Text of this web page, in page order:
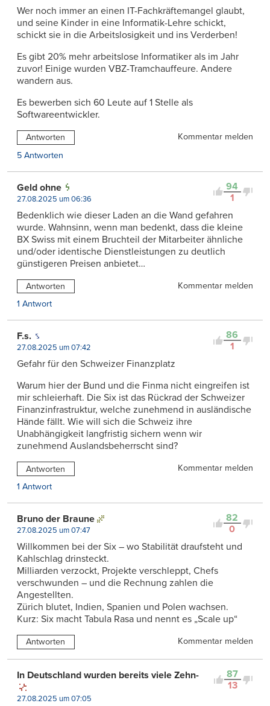
Wer noch immer an einen IT-Fachkräftemangel glaubt,
und seine Kinder in eine Informatik-Lehre schickt,
schickt sie in die Arbeitslosigkeit und ins Verderben!
Es gibt 20% mehr arbeitslose Informatiker als im Jahr
zuvor! Einige wurden VBZ-Tramchauffeure. Andere
wandern aus.
Es bewerben sich 60 Leute auf 1 Stelle als
Softwareentwickler.
Antworten
Kommentar melden
5 Antworten
94
1
Geld ohne
27.08.2025 um 06:36
Bedenklich wie dieser Laden an die Wand gefahren
wurde. Wahnsinn, wenn man bedenkt, dass die kleine
BX Swiss mit einem Bruchteil der Mitarbeiter ähnliche
und/oder identische Dienstleistungen zu deutlich
günstigeren Preisen anbietet…
Antworten
Kommentar melden
1 Antwort
86
1
F.s.
27.08.2025 um 07:42
Gefahr für den Schweizer Finanzplatz
Warum hier der Bund und die Finma nicht eingreifen ist
mir schleierhaft. Die Six ist das Rückrad der Schweizer
Finanzinfrastruktur, welche zunehmend in ausländische
Hände fällt. Wie will sich die Schweiz ihre
Unabhängigkeit langfristig sichern wenn wir
zunehmend Auslandsbeherrscht sind?
Antworten
Kommentar melden
1 Antwort
82
0
Bruno der Braune
27.08.2025 um 07:47
Willkommen bei der Six – wo Stabilität draufsteht und
Kahlschlag drinsteckt.
Milliarden verzockt, Projekte verschleppt, Chefs
verschwunden – und die Rechnung zahlen die
Angestellten.
Zürich blutet, Indien, Spanien und Polen wachsen.
Kurz: Six macht Tabula Rasa und nennt es „Scale up“
Antworten Kommentar melden
87
13
In Deutschland wurden bereits viele Zehn-
27.08.2025 um 07:05